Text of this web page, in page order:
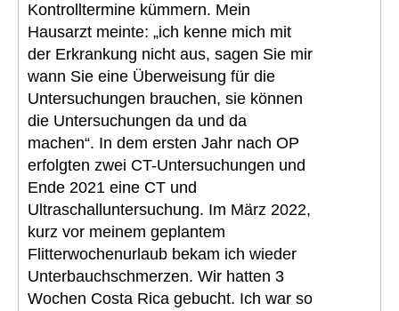
Kontrolltermine kümmern. Mein
Hausarzt meinte: „ich kenne mich mit
der Erkrankung nicht aus, sagen Sie mir
wann Sie eine Überweisung für die
Untersuchungen brauchen, sie können
die Untersuchungen da und da
machen“. In dem ersten Jahr nach OP
erfolgten zwei CT-Untersuchungen und
Ende 2021 eine CT und
Ultraschalluntersuchung. Im März 2022,
kurz vor meinem geplantem
Flitterwochenurlaub bekam ich wieder
Unterbauchschmerzen. Wir hatten 3
Wochen Costa Rica gebucht. Ich war so